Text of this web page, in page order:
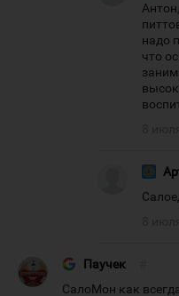
надо
что
Паучек
СалоМон как